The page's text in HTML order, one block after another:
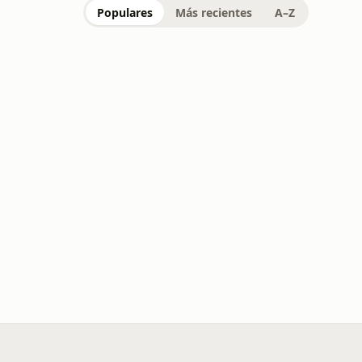
Populares Más recientes A–Z